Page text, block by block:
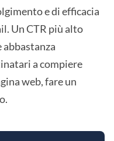
e di efficacia
Un CTR più alto
a compiere
web, fare un